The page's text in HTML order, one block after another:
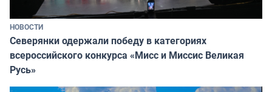
НОВОСТИ
Северянки одержали победу в категориях
всероссийского конкурса «Мисс и Миссис Великая
Русь»